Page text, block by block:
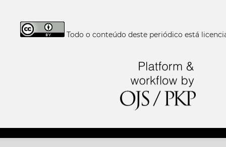
Todo o conteúdo deste periódico está